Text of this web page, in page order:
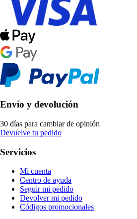
Envío y devolución
30 días para cambiar de opinión
Devuelve tu pedido
Servicios
Mi cuenta
Centro de ayuda
Seguir mi pedido
Devolver mi pedido
Códigos promocionales